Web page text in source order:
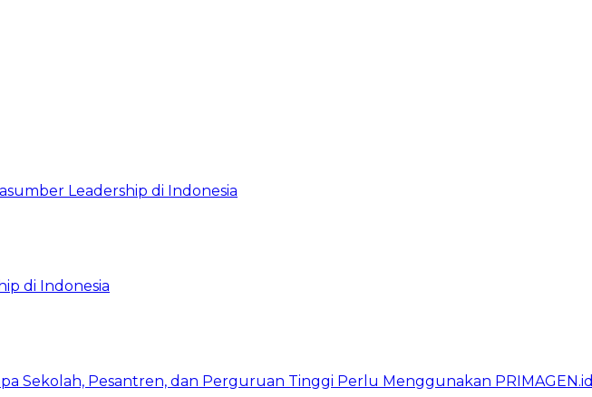
Leadership di Indonesia
di Indonesia
Sekolah, Pesantren, dan Perguruan Tinggi Perlu Menggunakan PRIMAGEN.id